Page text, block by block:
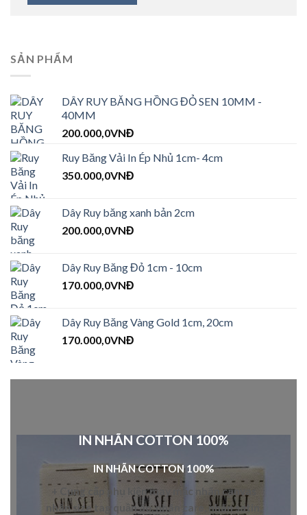
SẢN PHẨM
DÂY RUY BĂNG HỒNG ĐỎ SEN 10MM -
40MM
200.000,0VNĐ
Ruy Băng Vải In Ép Nhủ 1cm- 4cm
350.000,0VNĐ
Dây Ruy băng xanh bản 2cm
200.000,0VNĐ
Dây Ruy Băng Đỏ 1cm - 10cm
170.000,0VNĐ
Dây Ruy Băng Vàng Gold 1cm, 20cm
170.000,0VNĐ
IN NHÃN COTTON 100%
IN NHÃN COTTON 100%
+ Cung cấp
phụ kiện may mặc
nhãn canvas
nhãn size tag quần áo,nhãn care nhãn satin